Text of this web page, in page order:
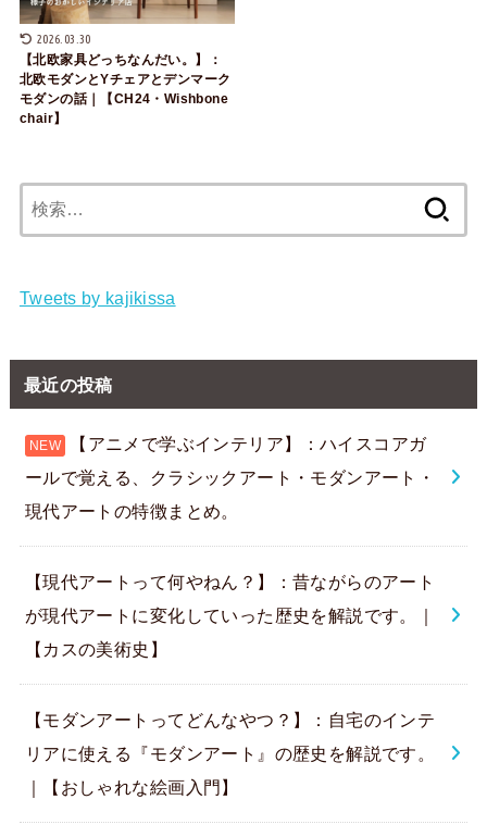
2026.03.30
【北欧家具どっちなんだい。】：
北欧モダンとYチェアとデンマーク
モダンの話｜【CH24・Wishbone
chair】
索:
Tweets by kajikissa
最近の投稿
【アニメで学ぶインテリア】：ハイスコアガ
ールで覚える、クラシックアート・モダンアート・
現代アートの特徴まとめ。
【現代アートって何やねん？】：昔ながらのアート
が現代アートに変化していった歴史を解説です。｜
【カスの美術史】
【モダンアートってどんなやつ？】：自宅のインテ
リアに使える『モダンアート』の歴史を解説です。
｜【おしゃれな絵画入門】